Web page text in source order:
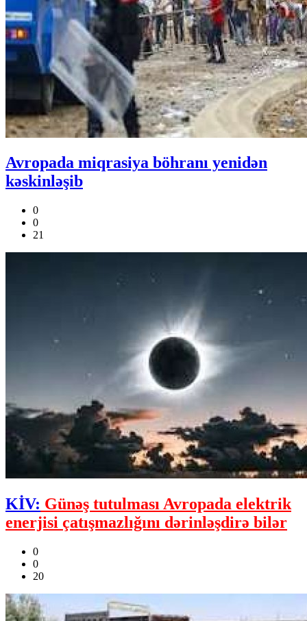
Avropada miqrasiya böhranı yenidən
kəskinləşib
0
0
21
KİV: Günəş tutulması Avropada elektrik
enerjisi çatışmazlığını dərinləşdirə bilər
0
0
20